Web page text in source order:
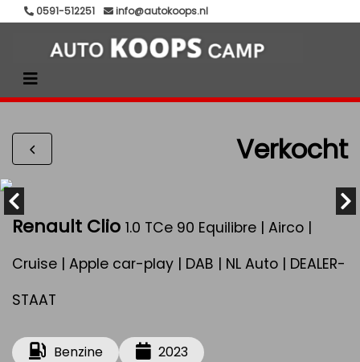
0591-512251 info@autokoops.nl
Verkocht
Renault Clio 1.0 TCe 90 Equilibre | Airco |
Cruise | Apple car-play | DAB | NL Auto | DEALER-
STAAT
Benzine
2023